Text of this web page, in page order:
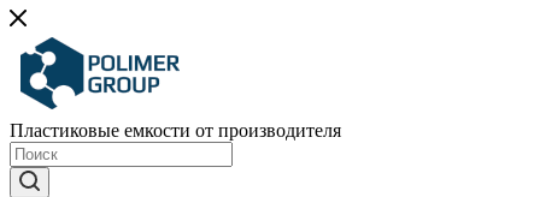
Пластиковые емкости от производителя